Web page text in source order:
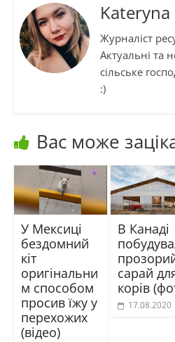
Журналіст
Актуальні та
сільське
:)
Вас може
У Мексиці
бездомний
кіт
оригінальни
м способом
просив їжу у
перехожих
(відео)
В Канаді
сарай
корів
17.08.2020